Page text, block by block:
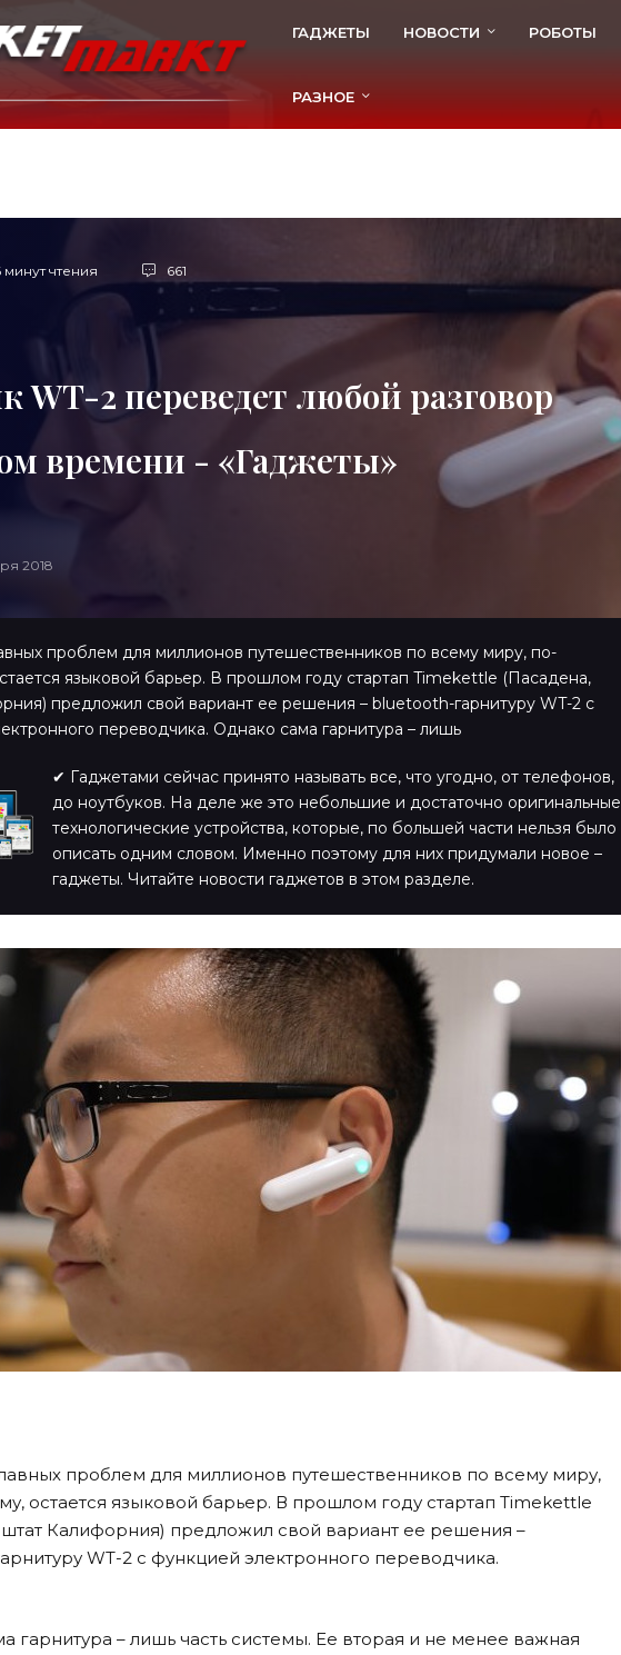
ГАДЖЕТЫ НОВОСТИ РОБОТЫ
РАЗНОЕ
минут чтения 661
WT-2 переведет любой разговор
времени - «Гаджеты»
2018
проблем для миллионов путешественников по всему миру, по-
языковой барьер. В прошлом году стартап Timekettle (Пасадена,
предложил свой вариант ее решения – bluetooth-гарнитуру WT-2 с
переводчика. Однако сама гарнитура – лишь
✔ Гаджетами сейчас принято называть все, что угодно, от телефонов,
до ноутбуков. На деле же это небольшие и достаточно оригинальные
технологические устройства, которые, по большей части нельзя было
описать одним словом. Именно поэтому для них придумали новое –
гаджеты. Читайте новости гаджетов в этом разделе.
проблем для миллионов путешественников по всему миру,
остается языковой барьер. В прошлом году стартап Timekettle
Калифорния) предложил свой вариант ее решения –
WT-2 с функцией электронного переводчика.
гарнитура – лишь часть системы. Ее вторая и не менее важная